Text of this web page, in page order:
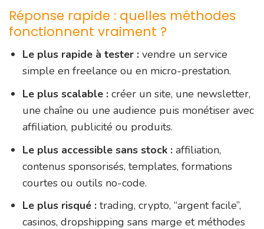
Réponse rapide : quelles méthodes
fonctionnent vraiment ?
Le plus rapide à tester : vendre un service
simple en freelance ou en micro-prestation.
Le plus scalable : créer un site, une newsletter,
une chaîne ou une audience puis monétiser avec
affiliation, publicité ou produits.
Le plus accessible sans stock : affiliation,
contenus sponsorisés, templates, formations
courtes ou outils no-code.
Le plus risqué : trading, crypto, “argent facile”,
casinos, dropshipping sans marge et méthodes